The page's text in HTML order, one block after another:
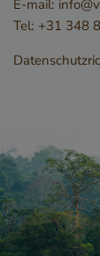
E-mail:
Tel: +31 348
die